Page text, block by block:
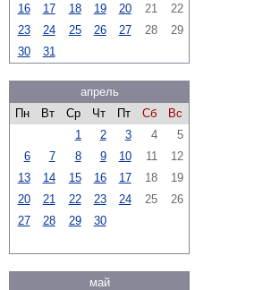
16
17 18 19 20 21
22
23
24 25 26 27 28
29
30
31
апрель
Пн
Вт Ср Чт Пт Сб
Вс
1
2 3 4
5
6
7 8 9 10 11
12
13
14 15 16 17 18
19
20
21 22 23 24 25
26
27
28 29 30
май